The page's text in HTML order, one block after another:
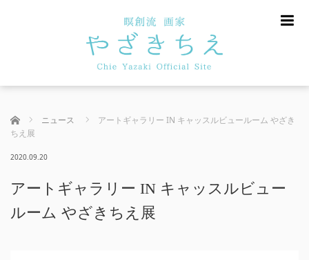
ホーム ニュース
アートギャラリー IN キャッスルビュールーム やざき
ちえ展
2020.09.20
アートギャラリー IN キャッスルビュー
ルーム やざきちえ展